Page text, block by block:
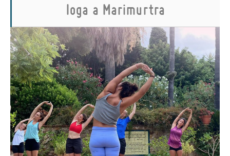
Ioga a Marimurtra